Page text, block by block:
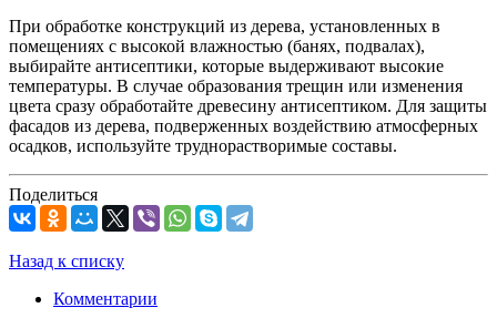
При обработке конструкций из дерева, установленных в
помещениях с высокой влажностью (банях, подвалах),
выбирайте антисептики, которые выдерживают высокие
температуры. В случае образования трещин или изменения
цвета сразу обработайте древесину антисептиком. Для защиты
фасадов из дерева, подверженных воздействию атмосферных
осадков, используйте труднорастворимые составы.
Поделиться
Назад к списку
Комментарии